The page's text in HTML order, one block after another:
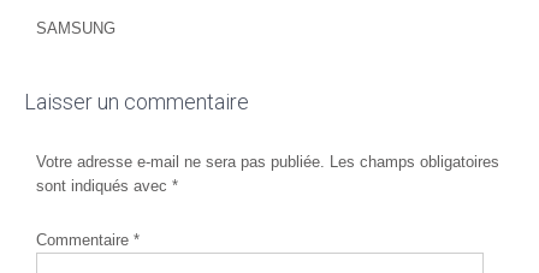
SAMSUNG
Laisser un commentaire
Votre adresse e-mail ne sera pas publiée. Les champs obligatoires
sont indiqués avec *
Commentaire *